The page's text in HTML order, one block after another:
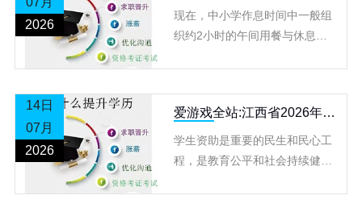
2026
现在，中小学作息时间中一般组
织约2小时的午间用餐与休息时
足、睡好。 面临人工智能技
14日
07月
2026
爱游戏全站:江西省2026年高
学生资助是重要的民生和民心工
程，是教育公平和社会持续健康